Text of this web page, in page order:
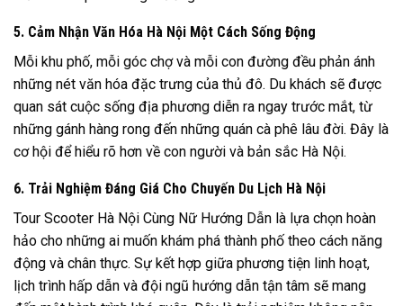
5. Cảm Nhận Văn Hóa Hà Nội Một Cách Sống Động
Mỗi khu phố, mỗi góc chợ và mỗi con đường đều phản ánh
những nét văn hóa đặc trưng của thủ đô. Du khách sẽ được
quan sát cuộc sống địa phương diễn ra ngay trước mắt, từ
những gánh hàng rong đến những quán cà phê lâu đời. Đây là
cơ hội để hiểu rõ hơn về con người và bản sắc Hà Nội.
6. Trải Nghiệm Đáng Giá Cho Chuyến Du Lịch Hà Nội
Tour Scooter Hà Nội Cùng Nữ Hướng Dẫn là lựa chọn hoàn
hảo cho những ai muốn khám phá thành phố theo cách năng
động và chân thực. Sự kết hợp giữa phương tiện linh hoạt,
lịch trình hấp dẫn và đội ngũ hướng dẫn tận tâm sẽ mang